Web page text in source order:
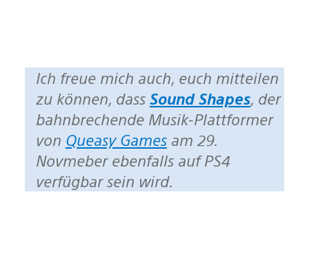
Ich freue mich auch, euch mitteilen
zu können, dass Sound Shapes, der
bahnbrechende Musik-Plattformer
von Queasy Gamesam 29.
Novmeber ebenfalls auf PS4
verfügbar sein wird.